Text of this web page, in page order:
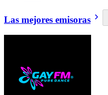
Las mejores emisoras